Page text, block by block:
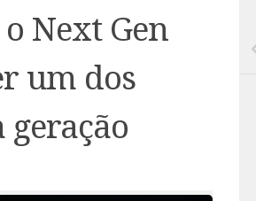
Next Gen
um dos
geração